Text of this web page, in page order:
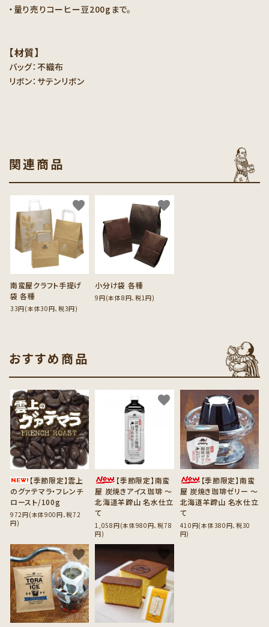
・量り売りコーヒー豆200gまで。
【材質】
バッグ：不織布
リボン：サテンリボン
関連商品
南蛮屋クラフト手提げ
袋 各種
33円(本体30円、税3円)
favorite
小分け袋 各種
9円(本体8円、税1円)
favorite
おすすめ商品
【季節限定】雲上
のグァテマラ・フレンチ
ロースト/100g
972円(本体900円、税72
円)
favorite
【季節限定】南蛮
屋 炭焼きアイス珈琲 ～
北海道羊蹄山 名水仕立
て
1,058円(本体980円、税78
円)
favorite
【季節限定】南蛮
屋 炭焼き珈琲ゼリー ～
北海道羊蹄山 名水仕立
て
410円(本体380円、税30
円)
favorite
favorite favorite